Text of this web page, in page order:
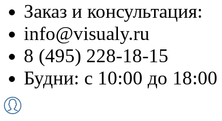
Заказ и консультация:
info@visualy.ru
8 (495) 228-18-15
Будни: с 10:00 до 18:00